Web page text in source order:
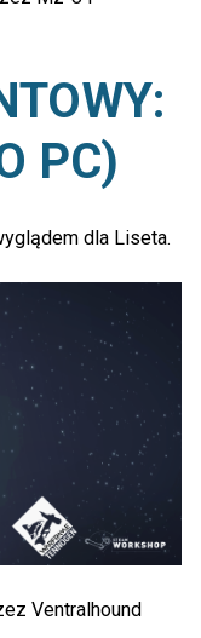
PC)
dla Liseta.
Ventralhound